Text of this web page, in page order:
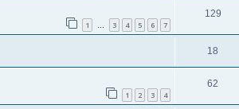
1 … 3 4 5 6 7
129
18
1 2 3 4
62